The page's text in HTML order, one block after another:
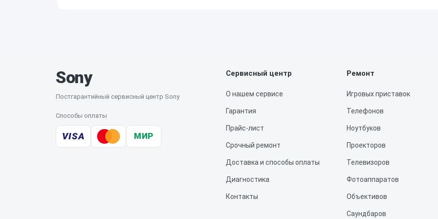
Sony
Постгарантийный сервисный центр Sony
Способы оплаты
VISA МИР
Сервисный центр
О нашем сервисе
Гарантия
Прайс-лист
Срочный ремонт
Доставка и способы оплаты
Диагностика
Контакты
Ремонт
Игровых приставок
Телефонов
Ноутбуков
Проекторов
Телевизоров
Фотоаппаратов
Объективов
Саундбаров